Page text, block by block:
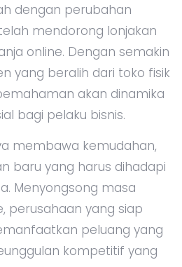
dengan perubahan
mendorong lonjakan
online. Dengan semakin
yang beralih dari toko fisik
akan dinamika
bagi pelaku bisnis.
membawa kemudahan,
baru yang harus dihadapi
Menyongsong masa
perusahaan yang siap
peluang yang
kompetitif yang